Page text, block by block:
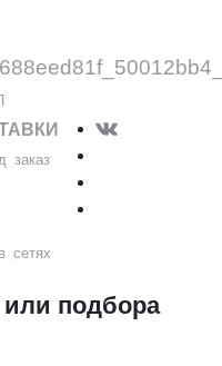
заказ
в сетях
подбора